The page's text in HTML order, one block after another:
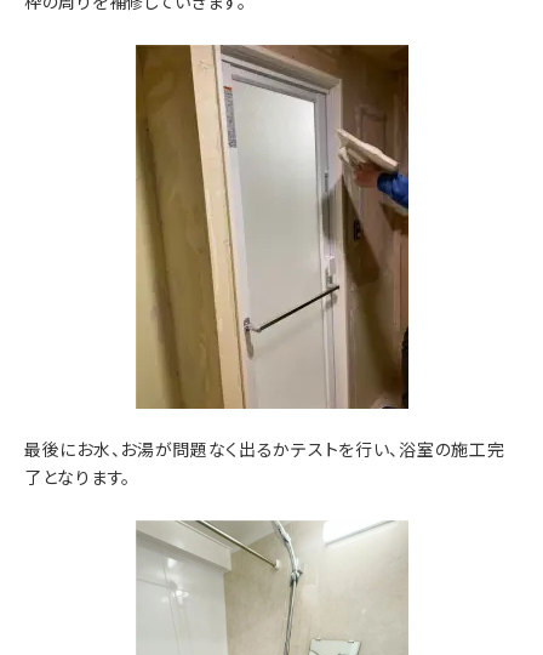
最後にお水、お湯が問題なく出るかテストを行い、浴室の施工完
了となります。